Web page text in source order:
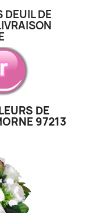
DEUIL DE
DE
97213